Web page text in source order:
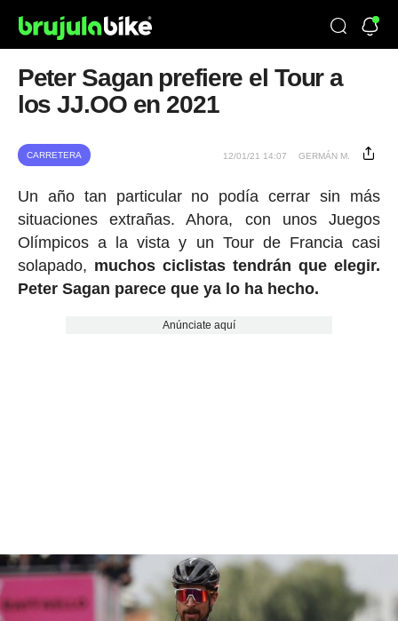
Peter Sagan prefiere el Tour a
los JJ.OO en 2021
CARRETERA 12/01/21 14:07 GERMÁN M.
Un año tan particular no podía cerrar sin más
situaciones extrañas. Ahora, con unos Juegos
Olímpicos a la vista y un Tour de Francia casi
solapado, muchos ciclistas tendrán que elegir.
Peter Sagan parece que ya lo ha hecho.
Anúnciate aquí